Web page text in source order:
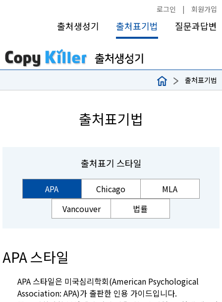
로그인 | 회원가입
출처생성기 출처표기법 질문과답변
출처표기법
출처표기법
출처표기 스타일
APA Chicago
MLA
Vancouver
법률
APA 스타일
APA 스타일은 미국심리학회(American Psychological
Association: APA)가 출판한 인용 가이드입니다.